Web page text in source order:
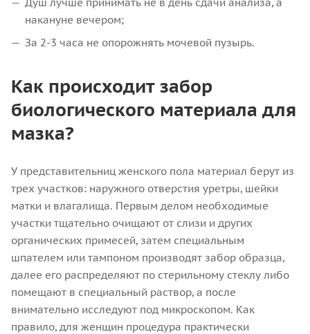
Душ лучше принимать не в день сдачи анализа, а
накануне вечером;
За 2-3 часа не опорожнять мочевой пузырь.
Как происходит забор
биологического материала для
мазка?
У представительниц женского пола материал берут из
трех участков: наружного отверстия уретры, шейки
матки и влагалища. Первым делом необходимые
участки тщательно очищают от слизи и других
органических примесей, затем специальным
шпателем или тампоном производят забор образца,
далее его распределяют по стерильному стеклу либо
помещают в специальный раствор, а после
внимательно исследуют под микроскопом. Как
правило, для женщин процедура практически